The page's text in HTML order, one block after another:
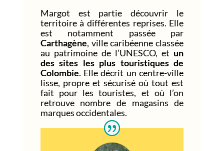
Margot est partie découvrir le
territoire à différentes reprises. Elle
est notamment passée par
Carthagène, ville caribéenne classée
au patrimoine de l’UNESCO, et un
des sites les plus touristiques de
Colombie. Elle décrit un centre-ville
lisse, propre et sécurisé où tout est
fait pour les touristes, et où l’on
retrouve nombre de magasins de
marques occidentales.